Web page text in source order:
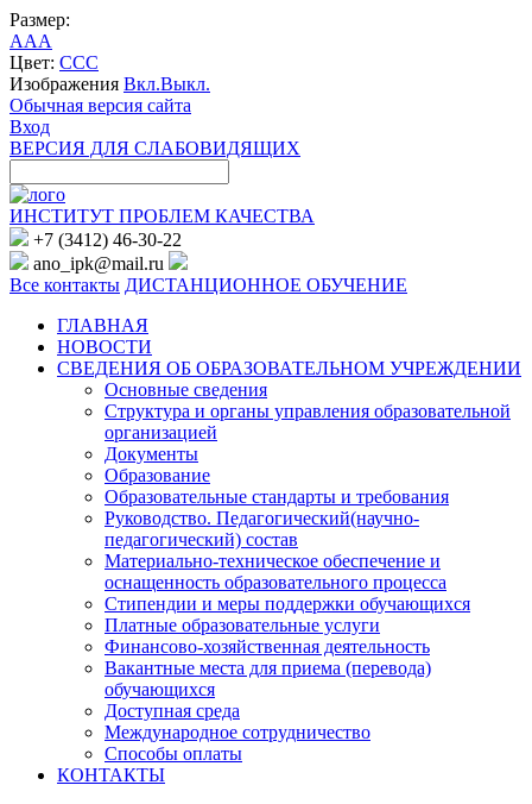
Размер:
AAA
Цвет: CCC
Изображения Вкл.Выкл.
Обычная версия сайта
Вход
ВЕРСИЯ ДЛЯ СЛАБОВИДЯЩИХ
ИНСТИТУТ ПРОБЛЕМ КАЧЕСТВА
+7 (3412) 46-30-22
ano_ipk@mail.ru
Все контакты ДИСТАНЦИОННОЕ ОБУЧЕНИЕ
ГЛАВНАЯ
НОВОСТИ
СВЕДЕНИЯ ОБ ОБРАЗОВАТЕЛЬНОМ УЧРЕЖДЕНИИ
Основные сведения
Структура и органы управления образовательной
организацией
Документы
Образование
Образовательные стандарты и требования
Руководство. Педагогический(научно-
педагогический) состав
Материально-техническое обеспечение и
оснащенность образовательного процесса
Стипендии и меры поддержки обучающихся
Платные образовательные услуги
Финансово-хозяйственная деятельность
Вакантные места для приема (перевода)
обучающихся
Доступная среда
Международное сотрудничество
Способы оплаты
КОНТАКТЫ